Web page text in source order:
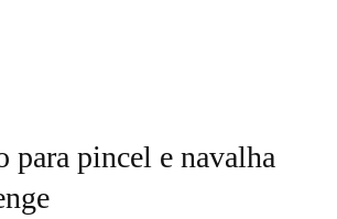
para pincel e navalha